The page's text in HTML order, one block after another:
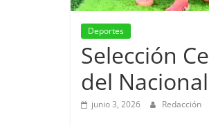
Deportes
Selección
del
junio 3, 2026 Redacción